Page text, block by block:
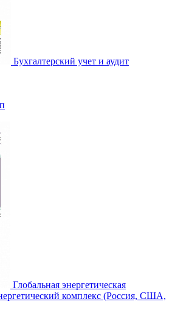
Бухгалтерский учет и аудит
Глобальная энергетическая
комплекс (Россия, США,